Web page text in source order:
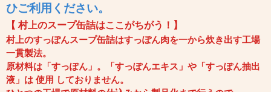
ひご利用ください。
【 村上のスープ缶詰はここがちがう！】
村上のすっぽんスープ缶詰はすっぽん肉を一から炊き出す工場
一貫製法。
原材料は「すっぽん」。「すっぽんエキス」や「すっぽん抽出
液」は 使用 しておりません。